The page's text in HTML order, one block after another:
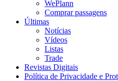
WePlann
Comprar passagens
Últimas
Notícias
Vídeos
Listas
Trade
Revistas Digitais
Política de Privacidade e